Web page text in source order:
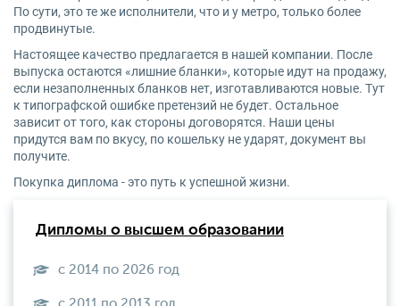
По сути, это те же исполнители, что и у метро, только более
продвинутые.
Настоящее качество предлагается в нашей компании. После
выпуска остаются «лишние бланки», которые идут на продажу,
если незаполненных бланков нет, изготавливаются новые. Тут
к типографской ошибке претензий не будет. Остальное
зависит от того, как стороны договорятся. Наши цены
придутся вам по вкусу, по кошельку не ударят, документ вы
получите.
Покупка диплома - это путь к успешной жизни.
Дипломы о высшем образовании
с 2014 по 2026 год